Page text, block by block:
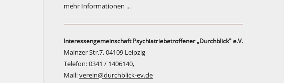
mehr Informationen ...
Interessengemeinschaft Psychiatriebetroffener „Durchblick" e.V.
Mainzer Str.7, 04109 Leipzig
Telefon: 0341 / 1406140,
Mail:verein@durchblick-ev.de